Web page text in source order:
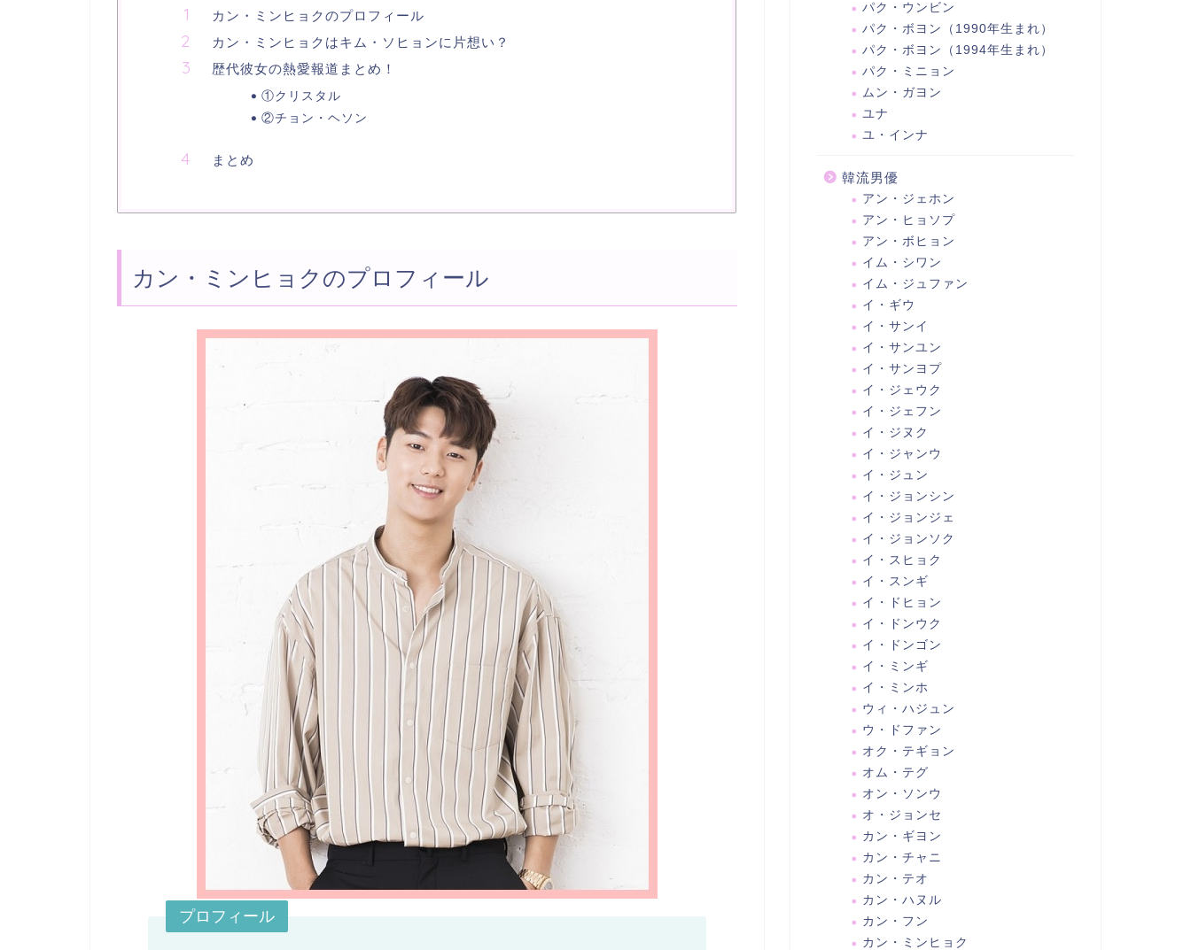
カン・ミンヒョクのプロフィール
カン・ミンヒョクはキム・ソヒョンに片想い？
歴代彼女の熱愛報道まとめ！
①クリスタル
②チョン・ヘソン
まとめ
カン・ミンヒョクのプロフィール
プロフィール
パク・ウンビン
パク・ボヨン（1990年生まれ）
パク・ボヨン（1994年生まれ）
パク・ミニョン
ムン・ガヨン
ユナ
ユ・インナ
韓流男優
アン・ジェホン
アン・ヒョソプ
アン・ボヒョン
イム・シワン
イム・ジュファン
イ・ギウ
イ・サンイ
イ・サンユン
イ・サンヨプ
イ・ジェウク
イ・ジェフン
イ・ジヌク
イ・ジャンウ
イ・ジュン
イ・ジョンシン
イ・ジョンジェ
イ・ジョンソク
イ・スヒョク
イ・スンギ
イ・ドヒョン
イ・ドンウク
イ・ドンゴン
イ・ミンギ
イ・ミンホ
ウィ・ハジュン
ウ・ドファン
オク・テギョン
オム・テグ
オン・ソンウ
オ・ジョンセ
カン・ギヨン
カン・チャニ
カン・テオ
カン・ハヌル
カン・フン
カン・ミンヒョク